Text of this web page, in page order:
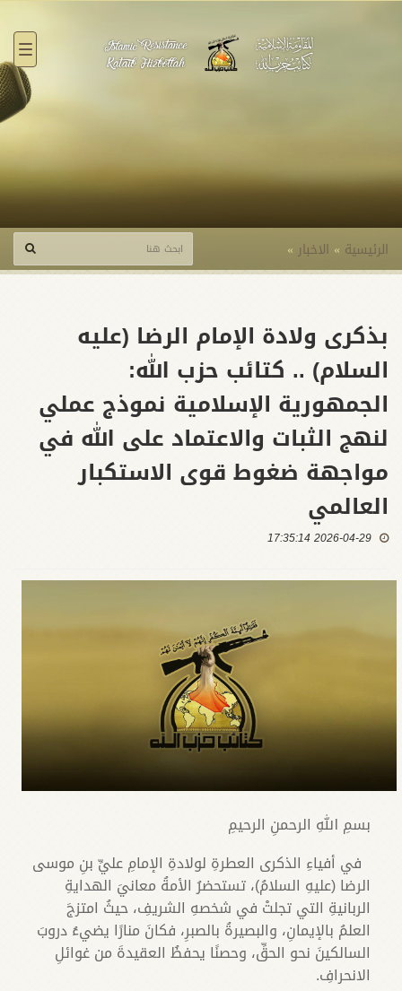
الرئيسية » الاخبار »
بذكرى ولادة الإمام الرضا (عليه
السلام) .. كتائب حزب الله:
الجمهورية الإسلامية نموذج عملي
لنهج الثبات والاعتماد على الله في
مواجهة ضغوط قوى الاستكبار
العالمي
2026-04-29 17:35:14
بسمِ اللهِ الرحمنِ الرحيمِ
في أفياءِ الذكرى العطرةِ لولادةِ الإمامِ عليِّ بنِ موسى
الرضا (عليهِ السلامُ)، تستحضرُ الأمةُ معانيَ الهدايةِ
الربانيةِ التي تجلتْ في شخصهِ الشريفِ، حيثُ امتزجَ
العلمُ بالإيمانِ، والبصيرةُ بالصبرِ، فكانَ منارًا يضيءُ دروبَ
السالكينَ نحو الحقِّ، وحصنًا يحفظُ العقيدةَ من غوائلِ
الانحرافِ.